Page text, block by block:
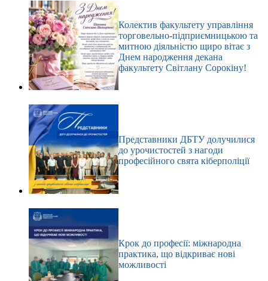
Колектив факультету управління
торговельно-підприємницькою та
митною діяльністю щиро вітає з
Днем народження декана
факультету Світлану Сорокіну!
Представники ДБТУ долучилися
до урочистостей з нагоди
професійного свята кіберполіції
Крок до професії: міжнародна
практика, що відкриває нові
можливості